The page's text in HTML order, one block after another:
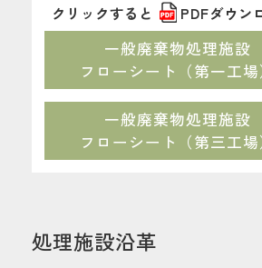
ば、ペットボトルはプラ
繊維に、ビンは土木資材
ル。廃棄物3R（リデュー
ス・リサイクル）を推進
クリックすると PDFダウン
一般廃棄物処理施設
フローシート（第一工場
一般廃棄物処理施設
フローシート（第三工場
処理施設沿革